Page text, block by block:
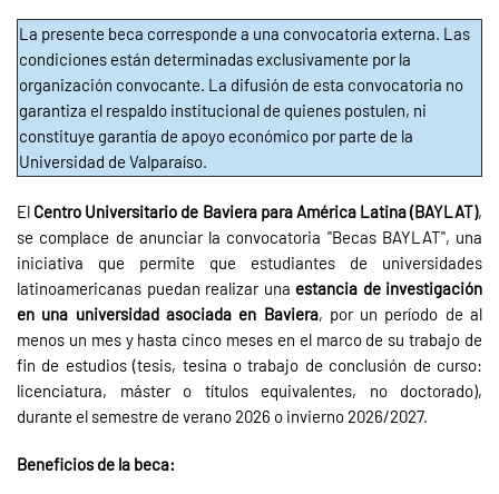
La presente beca corresponde a una convocatoria externa. Las
condiciones están determinadas exclusivamente por la
organización convocante. La difusión de esta convocatoria no
garantiza el respaldo institucional de quienes postulen, ni
constituye garantía de apoyo económico por parte de la
Universidad de Valparaíso.
El Centro Universitario de Baviera para América Latina (BAYLAT),
se complace de anunciar la convocatoria "Becas BAYLAT", una
iniciativa que permite que estudiantes de universidades
latinoamericanas puedan realizar una estancia de investigación
en una universidad asociada en Baviera, por un período de al
menos un mes y hasta cinco meses en el marco de su trabajo de
fin de estudios (tesis, tesina o trabajo de conclusión de curso:
licenciatura, máster o títulos equivalentes, no doctorado),
durante el semestre de verano 2026 o invierno 2026/2027.
Beneficios de la beca: